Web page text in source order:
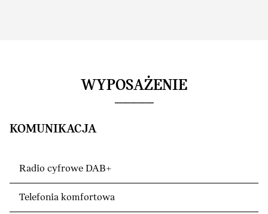
WYPOSAŻENIE
KOMUNIKACJA
Radio cyfrowe DAB+
Telefonia komfortowa